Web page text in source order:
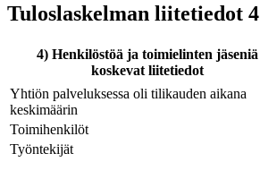
Tuloslaskelman liitetiedot 4
4) Henkilöstöä ja toimielinten jäseniä
koskevat liitetiedot
Yhtiön palveluksessa oli tilikauden aikana
keskimäärin
Toimihenkilöt
Työntekijät